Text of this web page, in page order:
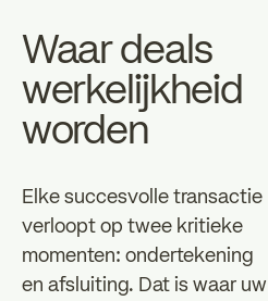
Waar deals
werkelijkheid
worden
Elke succesvolle transactie
verloopt op twee kritieke
momenten: ondertekening
en afsluiting. Dat is waar uw